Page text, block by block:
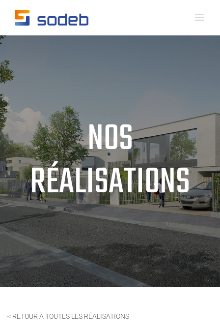
content
NOS
RÉALISATIONS
< RETOUR À TOUTES LES RÉALISATIONS